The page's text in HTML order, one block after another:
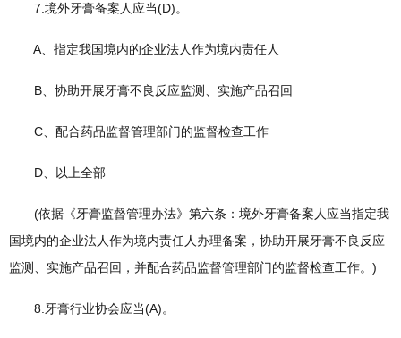
7.境外牙膏备案人应当(D)。
A、指定我国境内的企业法人作为境内责任人
B、协助开展牙膏不良反应监测、实施产品召回
C、配合药品监督管理部门的监督检查工作
D、以上全部
(依据《牙膏监督管理办法》第六条：境外牙膏备案人应当指定我
国境内的企业法人作为境内责任人办理备案，协助开展牙膏不良反应
监测、实施产品召回，并配合药品监督管理部门的监督检查工作。)
8.牙膏行业协会应当(A)。